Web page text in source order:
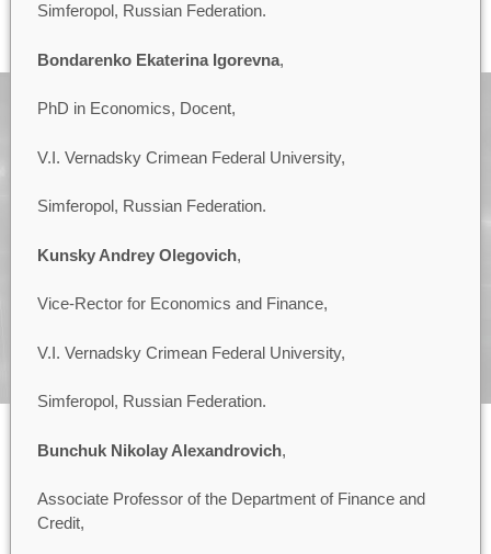
Simferopol, Russian Federation.
Bondarenko Ekaterina Igorevna,
PhD in Economics, Docent,
V.I. Vernadsky Crimean Federal University,
Simferopol, Russian Federation.
Kunsky Andrey Olegovich,
Vice-Rector for Economics and Finance,
V.I. Vernadsky Crimean Federal University,
Simferopol, Russian Federation.
Bunchuk Nikolay Alexandrovich,
Associate Professor of the Department of Finance and
Credit,